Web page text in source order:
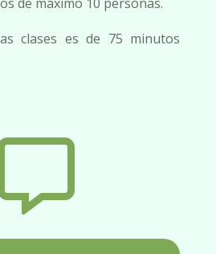
clases es de 75 minutos